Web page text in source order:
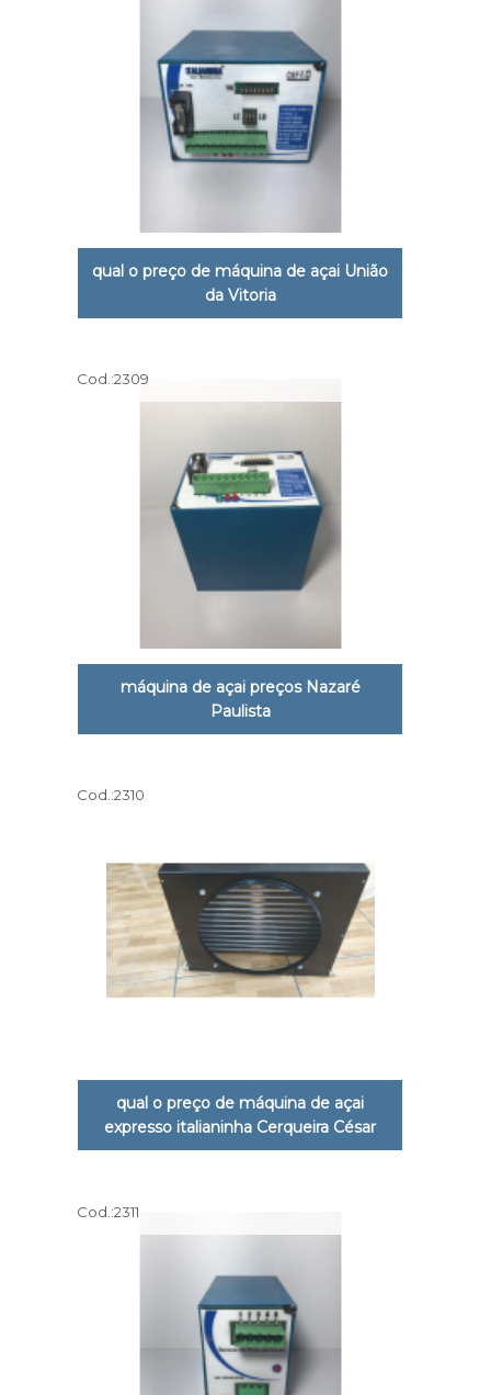
qual o preço de máquina de açai União
da Vitoria
Cod.:2309
máquina de açai preços Nazaré
Paulista
Cod.:2310
qual o preço de máquina de açai
expresso italianinha Cerqueira César
Cod.:2311